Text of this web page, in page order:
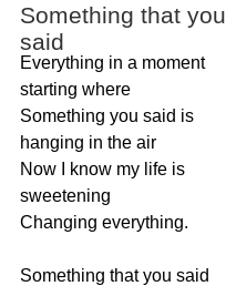
Something that you
said
Everything in a moment
starting where
Something you said is
hanging in the air
Now
know my life is
sweetening
Changing everything.
Something that you said